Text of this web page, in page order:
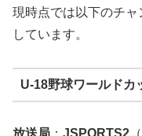
現時点では以下のチ
しています。
U-18野球ワールドカ
放送局 ： JSPORTS2